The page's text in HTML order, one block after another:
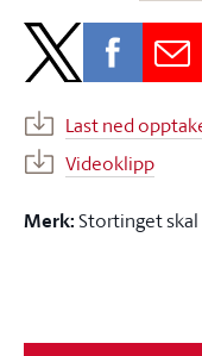
Last ned
Videoklipp
Merk:Stortinget